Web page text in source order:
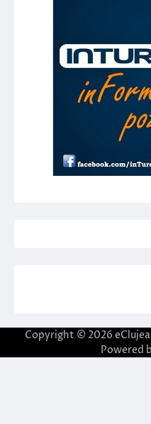
Copyright © 2026
Powered